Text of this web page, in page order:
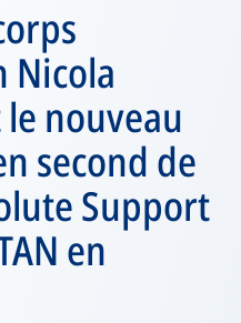
Nicola
nouveau
second de
Support
en